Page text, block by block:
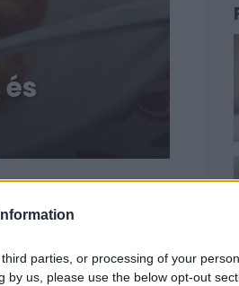
parties, or processing of your
by us, please use the below opt-out